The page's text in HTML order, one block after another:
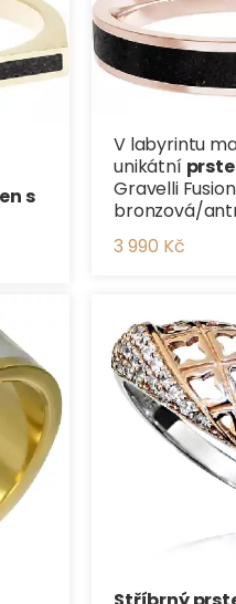
s
V labyrintu
unikátní
Gravelli
bronzová/
3 990 Kč